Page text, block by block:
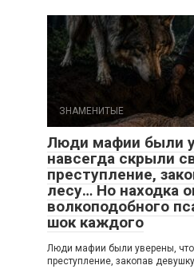
ЗНАМЕНИТЫЕ
Люди мафии были
навсегда скрыли
преступление,
лесу… Но находка
волкоподобного
шок каждого
Люди мафии были уверены,
преступление, закопав